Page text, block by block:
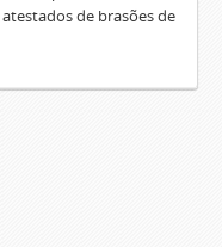
de brasões de